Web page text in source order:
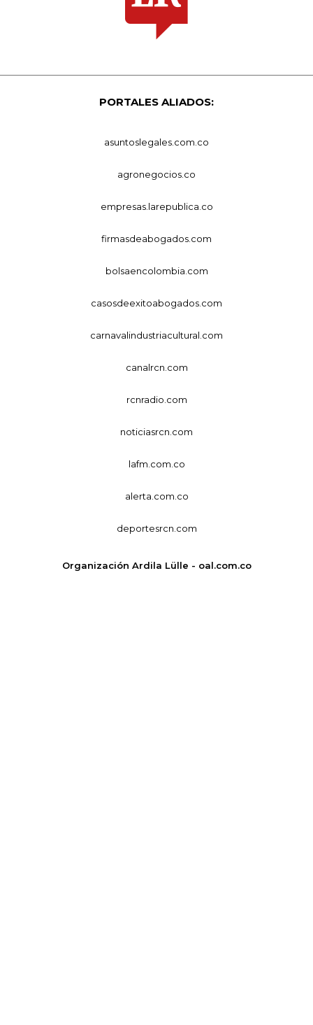
PORTALES ALIADOS:
asuntoslegales.com.co
agronegocios.co
empresas.larepublica.co
firmasdeabogados.com
bolsaencolombia.com
casosdeexitoabogados.com
carnavalindustriacultural.com
canalrcn.com
rcnradio.com
noticiasrcn.com
lafm.com.co
alerta.com.co
deportesrcn.com
Organización Ardila Lülle - oal.com.co